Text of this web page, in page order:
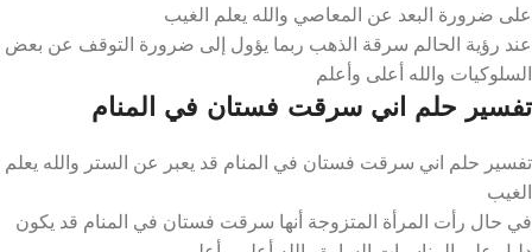
على ضرورة البعد عن المعاصي والله يعلم الغيب
عند رؤية الحالم سرقة الذهب ربما يؤول إلى ضرورة التوقف عن بعض
السلوكيات والله أعلى وأعلم
تفسير حلم اني سرقت فستان في المنام
تفسير حلم اني سرقت فستان في المنام قد يعبر عن الستر والله يعلم
الغيب
في حال رأت المرأة المتزوجة أنها سرقت فستان في المنام قد يكون